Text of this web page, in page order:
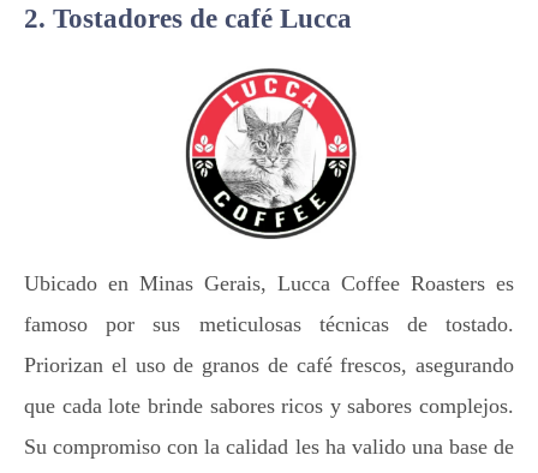
2. Tostadores de café Lucca
Ubicado en Minas Gerais, Lucca Coffee Roasters es
famoso por sus meticulosas técnicas de tostado.
Priorizan el uso de granos de café frescos, asegurando
que cada lote brinde sabores ricos y sabores complejos.
Su compromiso con la calidad les ha valido una base de